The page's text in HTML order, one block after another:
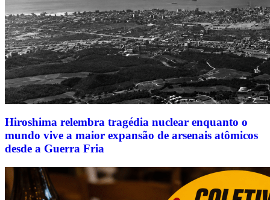
Hiroshima relembra tragédia nuclear enquanto o
mundo vive a maior expansão de arsenais atômicos
desde a Guerra Fria